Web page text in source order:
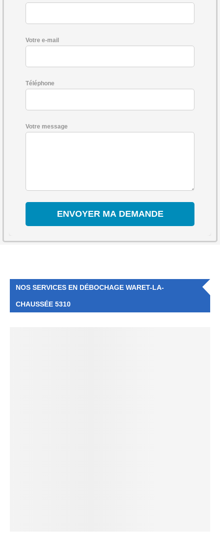
Votre e-mail
Téléphone
Votre message
NOS SERVICES EN DÉBOCHAGE WARET-LA-
CHAUSSÉE 5310